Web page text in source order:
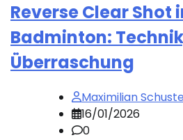
Reverse Clear Shot
Badminton:
Überraschung
Maximilian
16/01/2026
0